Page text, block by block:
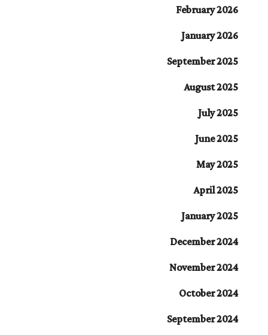
February 2026
January 2026
September 2025
August 2025
July 2025
June 2025
May 2025
April 2025
January 2025
December 2024
November 2024
October 2024
September 2024